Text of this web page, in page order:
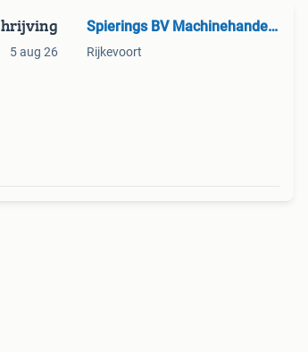
5 aug 26
Spierings BV Machinehandel en Koeltechniek
Rijkevoort